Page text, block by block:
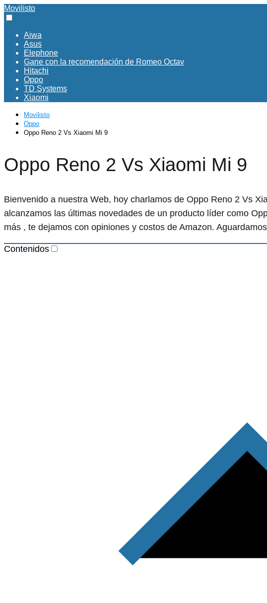
Movilisto
Aiwa
Asus
Elephone
Gane con la recomendación de Romeo Octav
Hitachi
Oppo
TD Systems
Xiaomi
Movilisto
Oppo
Oppo Reno 2 Vs Xiaomi Mi 9
Oppo Reno 2 Vs Xiaomi Mi 9
Bienvenido a nuestra Web, hoy charlamos de Oppo Reno 2 Vs
alcanzamos las últimas novedades de un producto líder como
más , te dejamos con opiniones y costos de Amazon.
Contenidos